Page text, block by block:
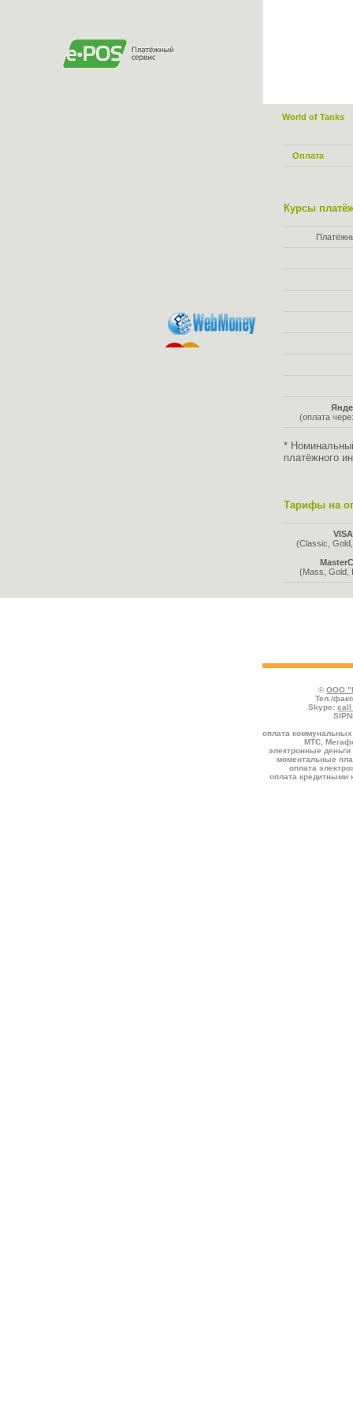
World of Tanks
Оплата
Курсы
(оплата
*
платёжного
Тарифы на
VISA
(Classic,
(Mass, Gold,
©ООО
Тел./
Skype:
оплата
МТС,
электронные
моментальные
оплата
оплата